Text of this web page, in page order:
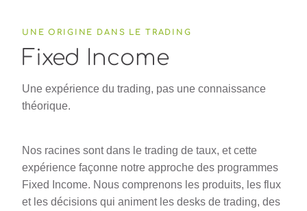
UNE ORIGINE DANS LE TRADING
Fixed Income
Une expérience du trading, pas une connaissance
théorique.
Nos racines sont dans le trading de taux, et cette
expérience façonne notre approche des programmes
Fixed Income. Nous comprenons les produits, les flux
et les décisions qui animent les desks de trading, des